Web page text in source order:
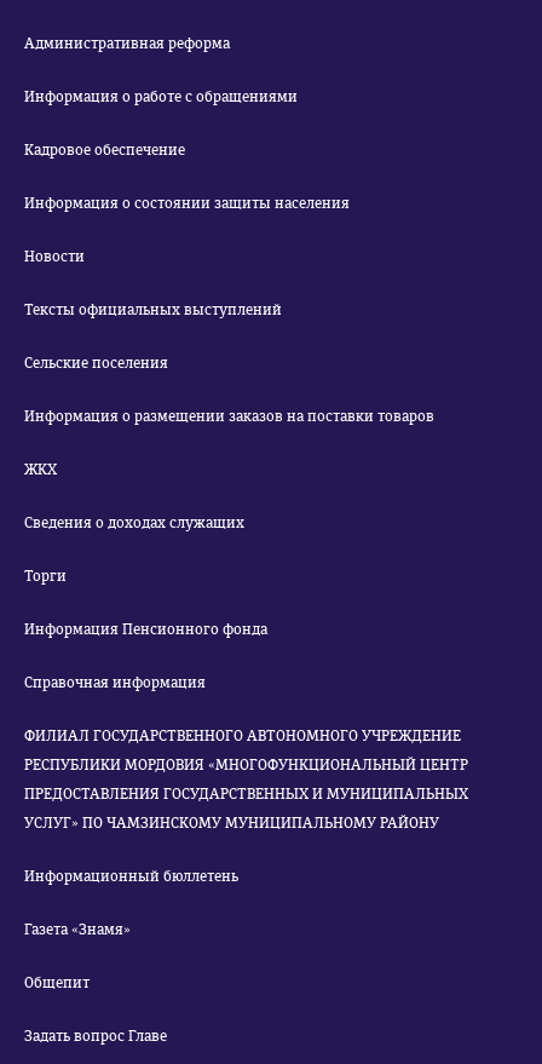
Административная реформа
Информация о работе с обращениями
Кадровое обеспечение
Информация о состоянии защиты населения
Новости
Тексты официальных выступлений
Сельские поселения
Информация о размещении заказов на поставки товаров
ЖКХ
Сведения о доходах служащих
Торги
Информация Пенсионного фонда
Справочная информация
ФИЛИАЛ ГОСУДАРСТВЕННОГО АВТОНОМНОГО УЧРЕЖДЕНИЕ
РЕСПУБЛИКИ МОРДОВИЯ «МНОГОФУНКЦИОНАЛЬНЫЙ ЦЕНТР
ПРЕДОСТАВЛЕНИЯ ГОСУДАРСТВЕННЫХ И МУНИЦИПАЛЬНЫХ
УСЛУГ» ПО ЧАМЗИНСКОМУ МУНИЦИПАЛЬНОМУ РАЙОНУ
Информационный бюллетень
Газета «Знамя»
Общепит
Задать вопрос Главе